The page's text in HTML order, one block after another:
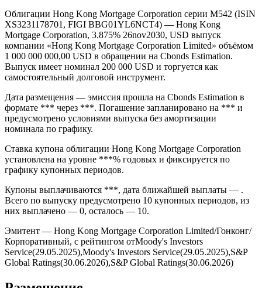
Облигации Hong Kong Mortgage Corporation серии M542 (ISIN
XS3231178701, FIGI BBG01YL6NCT4) — Hong Kong
Mortgage Corporation, 3.875% 26nov2030, USD выпуск
компании «Hong Kong Mortgage Corporation Limited» объёмом
1 000 000 000,00 USD в обращении на Cbonds Estimation.
Выпуск имеет номинал 200 000 USD и торгуется как
самостоятельный долговой инструмент.
Дата размещения — эмиссия прошла на Cbonds Estimation в
формате *** через ***. Погашение запланировано на *** и
предусмотрено условиями выпуска без амортизации
номинала по графику.
Ставка купона облигации Hong Kong Mortgage Corporation
установлена на уровне ***% годовых и фиксируется по
графику купонных периодов.
Купоны выплачиваются ***, дата ближайшей выплаты — .
Всего по выпуску предусмотрено 10 купонных периодов, из
них выплачено — 0, осталось — 10.
Эмитент — Hong Kong Mortgage Corporation Limited/Гонконг/
Корпоративный, с рейтингом отMoody's Investors
Service(29.05.2025),Moody's Investors Service(29.05.2025),S&P
Global Ratings(30.06.2026),S&P Global Ratings(30.06.2026)